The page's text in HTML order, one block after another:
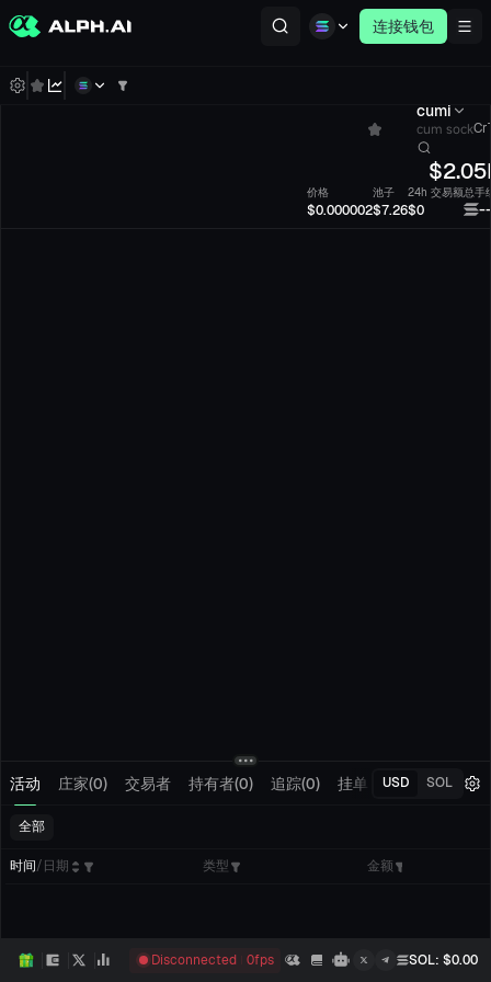
连接钱包
cumi
cum sock
$
价格
$0.000002
池子
$7.26
24h 交易额
$0
总手
--
活动 庄家(0) 交易者 持有者(0) 追踪(0) 挂单 我的交易
USD SOL
全部
时间/日期 类型 金额
Disconnected 0fps SOL: $0.00